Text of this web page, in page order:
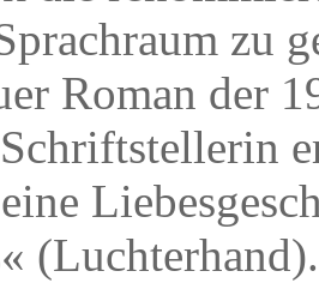
zu
Roman der
(Luchterhand).